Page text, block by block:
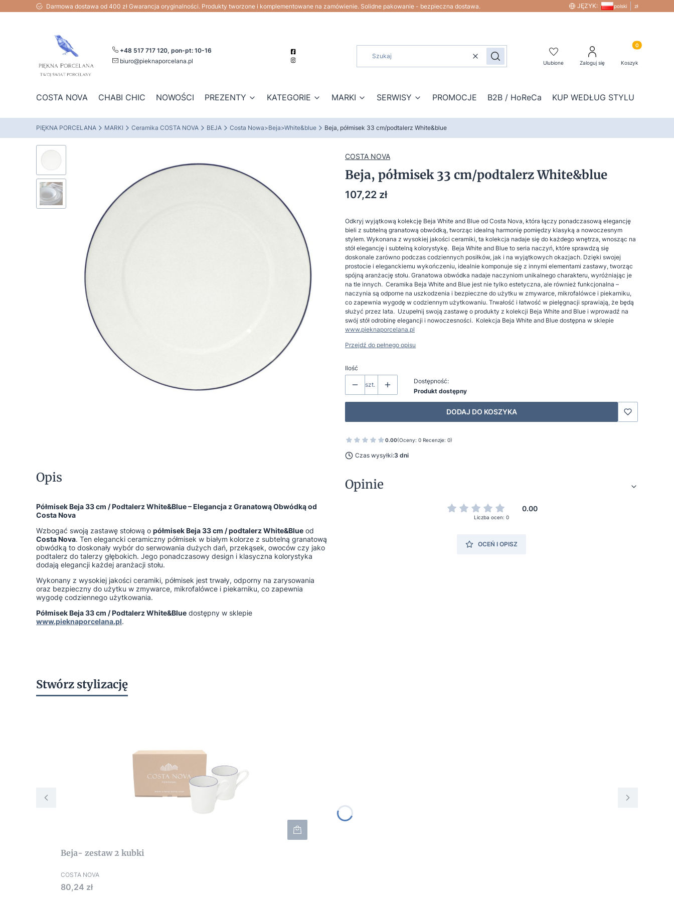
Darmowa dostawa od 400 zł Gwarancja oryginalności. Produkty tworzone i komplementowane na zamówienie. Solidne pakowanie - bezpieczna dostawa. JĘZYK: polski zł
+48 517 717 120, pon-pt: 10-16
biuro@pieknaporcelana.pl
WyczyśćSzukaj Ulubione Zaloguj się
Produkty w
Koszyk
COSTA NOVA CHABI CHIC NOWOŚCI PREZENTY KATEGORIE MARKI SERWISY PROMOCJE B2B / HoReCa KUP WEDŁUG STYLU
PIĘKNA PORCELANA MARKI Ceramika COSTA NOVA BEJA Costa Nowa>Beja>White&blue Beja, półmisek 33 cm/podtalerz White&blue
COSTA NOVA
Beja, półmisek 33 cm/podtalerz White&blue
Cena
107,22 zł
Odkryj wyjątkową kolekcję Beja White and Blue od Costa Nova, która łączy ponadczasową elegancję
bieli z subtelną granatową obwódką, tworząc idealną harmonię pomiędzy klasyką a nowoczesnym
stylem. Wykonana z wysokiej jakości ceramiki, ta kolekcja nadaje się do każdego wnętrza, wnosząc na
stół elegancję i subtelną kolorystykę. Beja White and Blue to seria naczyń, które sprawdzą się
doskonale zarówno podczas codziennych posiłków, jak i na wyjątkowych okazjach. Dzięki swojej
prostocie i eleganckiemu wykończeniu, idealnie komponuje się z innymi elementami zastawy, tworząc
spójną aranżację stołu. Granatowa obwódka nadaje naczyniom unikalnego charakteru, wyróżniając je
na tle innych. Ceramika Beja White and Blue jest nie tylko estetyczna, ale również funkcjonalna –
naczynia są odporne na uszkodzenia i bezpieczne do użytku w zmywarce, mikrofalówce i piekarniku,
co zapewnia wygodę w codziennym użytkowaniu. Trwałość i łatwość w pielęgnacji sprawiają, że będą
służyć przez lata. Uzupełnij swoją zastawę o produkty z kolekcji Beja White and Blue i wprowadź na
swój stół odrobinę elegancji i nowoczesności. Kolekcja Beja White and Blue dostępna w sklepie
www.pieknaporcelana.pl
Przejdź do pełnego opisu
Ilość
szt.
Dostępność:
Produkt dostępny
DODAJ DO KOSZYKA
0.00(Oceny: 0 Recenzje: 0)
Czas wysyłki:3 dni
Opis
Półmisek Beja 33 cm / Podtalerz White&Blue – Elegancja z Granatową Obwódką od
Costa Nova
Wzbogać swoją zastawę stołową o półmisek Beja 33 cm / podtalerz White&Blue od
Costa Nova. Ten elegancki ceramiczny półmisek w białym kolorze z subtelną granatową
obwódką to doskonały wybór do serwowania dużych dań, przekąsek, owoców czy jako
podtalerz do talerzy głębokich. Jego ponadczasowy design i klasyczna kolorystyka
dodają elegancji każdej aranżacji stołu.
Wykonany z wysokiej jakości ceramiki, półmisek jest trwały, odporny na zarysowania
oraz bezpieczny do użytku w zmywarce, mikrofalówce i piekarniku, co zapewnia
wygodę codziennego użytkowania.
Półmisek Beja 33 cm / Podtalerz White&Blue dostępny w sklepie
www.pieknaporcelana.pl.
Opinie
0.00
Liczba ocen: 0
OCEŃ I OPISZ
Stwórz stylizację
Beja- zestaw 2 kubki
COSTA NOVA
Cena
80,24 zł